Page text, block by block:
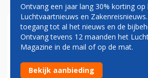
KLM BREIDT
CONTROLE
PASSAGIERS UIT
Ontvang een jaar lang 30% korting op
Luchtvaartnieuws en
toegang tot al het nieuws en de
Ontvang tevens 12 maanden het
Magazine in de mail of op de mat.
Bekijk aanbieding